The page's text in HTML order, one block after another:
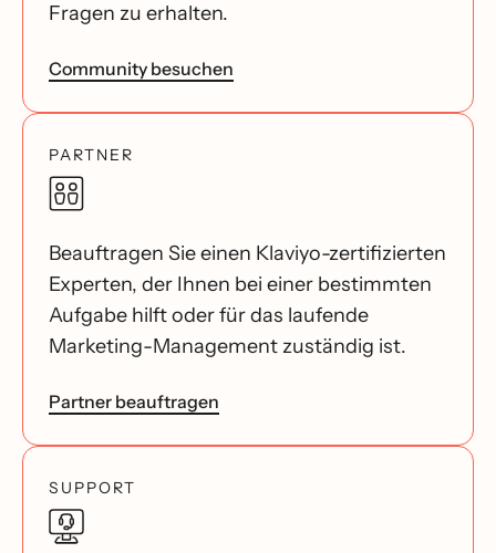
Fragen zu erhalten.
Community besuchen
PARTNER
Beauftragen Sie einen Klaviyo-zertifizierten
Experten, der Ihnen bei einer bestimmten
Aufgabe hilft oder für das laufende
Marketing-Management zuständig ist.
Partner beauftragen
SUPPORT